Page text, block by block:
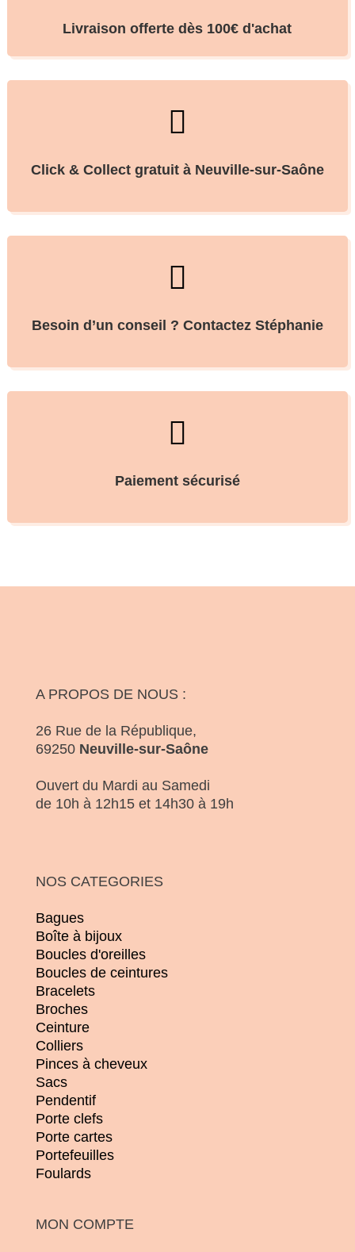
Livraison offerte dès 100€ d'achat

Click & Collect gratuit à Neuville-sur-Saône

Besoin d’un conseil ? Contactez Stéphanie

Paiement sécurisé
A PROPOS DE NOUS :
26 Rue de la République,
69250 Neuville-sur-Saône
Ouvert du Mardi au Samedi
de 10h à 12h15 et 14h30 à 19h
NOS CATEGORIES
Bagues
Boîte à bijoux
Boucles d'oreilles
Boucles de ceintures
Bracelets
Broches
Ceinture
Colliers
Pinces à cheveux
Sacs
Pendentif
Porte clefs
Porte cartes
Portefeuilles
Foulards
MON COMPTE